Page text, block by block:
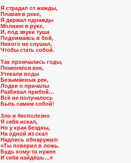
Я страдал от жажды,
Плавая в реке,
Я держал однажды
Молнию в руке,
И, под звуки туша
Поднимаясь в бой,
Никого не слушал,
Чтобы стать собой.
Так промчались годы,
Поменялся век,
Утекали воды
Безымянных рек,
Лодки о причалы
Разбивал прибой…
Всё не получалось
Быть самим собой!
Зло и бесполезно
Я себя искал,
Но у края бездны,
На одной из скал
Надпись обнаружил:
«Ты поверил в ложь.
Будь кому-то нужен
И себя найдёшь…»